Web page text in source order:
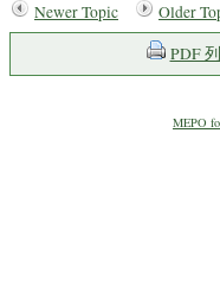
Newer Topic
Older
PDF
MEPO